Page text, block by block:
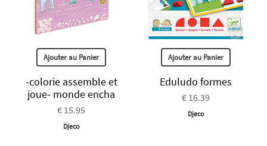
Ajouter au Panier
-colorie assemble et
joue- monde encha
€ 15.95
Djeco
Ajouter au Panier
Eduludo formes
€ 16.39
Djeco